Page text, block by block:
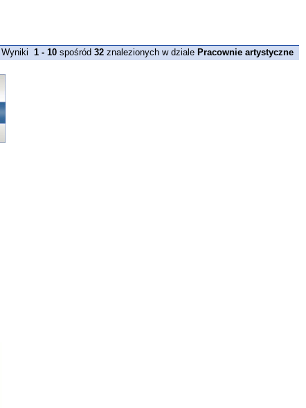
Wyniki 1 - 10 spośród 32 znalezionych w dziale Pracownie artystyczne